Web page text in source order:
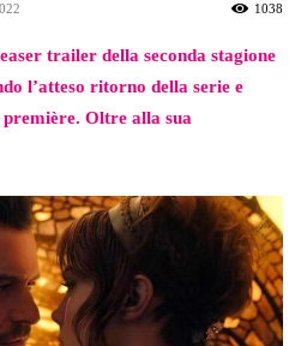
1038
trailer della seconda stagione
l’atteso ritorno della serie e
Oltre alla sua